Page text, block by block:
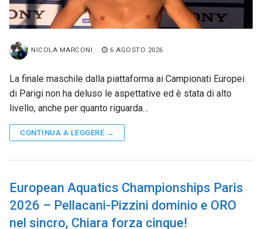
NICOLA MARCONI 6 AGOSTO 2026
La finale maschile dalla piattaforma ai Campionati Europei
di Parigi non ha deluso le aspettative ed è stata di alto
livello, anche per quanto riguarda…
CONTINUA A LEGGERE →
European Aquatics Championships Paris
2026 – Pellacani-Pizzini dominio e ORO
nel sincro, Chiara forza cinque!